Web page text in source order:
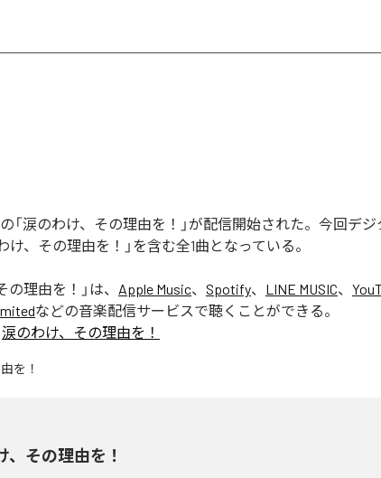
の「涙のわけ、その理由を！」が配信開始された。今回デ
け、その理由を！」を含む全1曲となっている。
の理由を！ 」は、 Apple Music、 Spotify、 LINE MUSIC、
などの音楽配信サービスで聴くことができる。
涙のわけ、その理由を！
、その理由を！